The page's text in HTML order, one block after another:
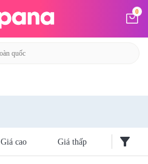
0
Giá cao Giá thấp filter_alt